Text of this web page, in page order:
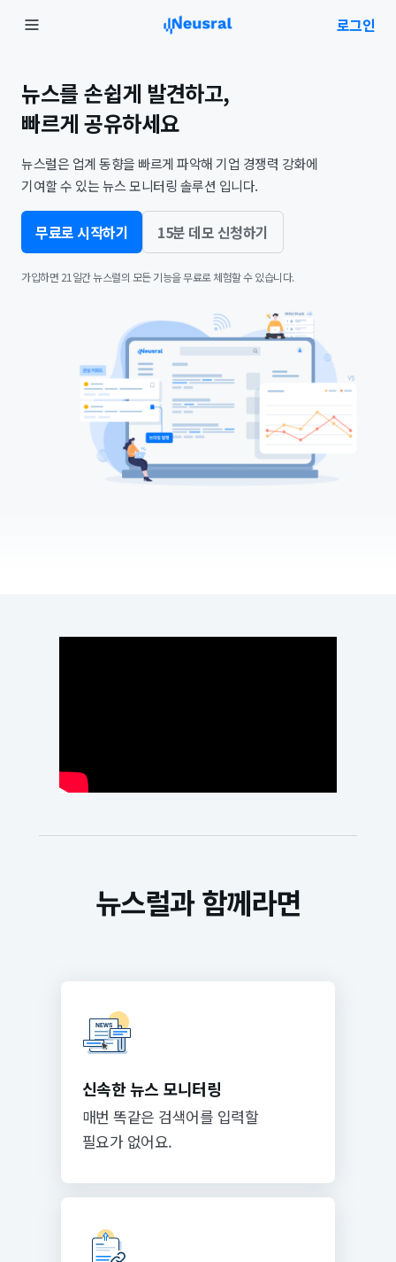
로그인
뉴스를 손쉽게 발견하고,
빠르게 공유하세요
뉴스럴은 업계 동향을 빠르게 파악해기업 경쟁력 강화에
기여할 수 있는 뉴스 모니터링 솔루션 입니다.
무료로 시작하기 15분 데모 신청하기
가입하면 21일간 뉴스럴의 모든 기능을 무료로 체험할 수 있습니다.
뉴스럴과 함께라면
신속한 뉴스 모니터링
매번 똑같은 검색어를 입력할
필요가 없어요.